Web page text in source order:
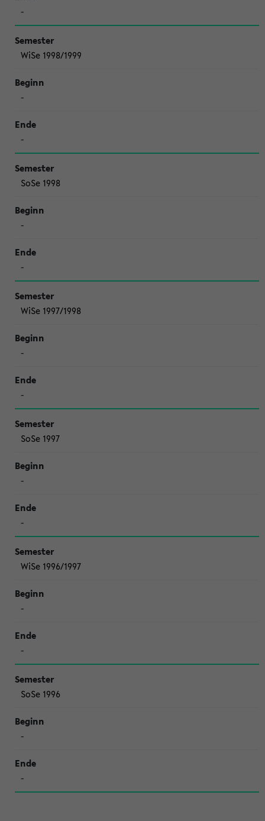
-
WiSe 1998/1999
-
-
SoSe 1998
-
-
WiSe 1997/1998
-
-
SoSe 1997
-
-
WiSe 1996/1997
-
-
SoSe 1996
-
-